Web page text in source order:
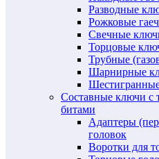
Разводные
Рожковые
Свечные
Торцовые
Трубные
Шарнирные
Составные ключи с
битами
Адаптеры
головок
Воротки для